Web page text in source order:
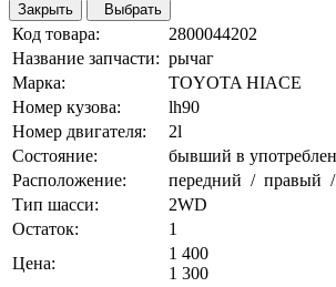
Закрыть Выбрать
Код товара:
2800044202
Название запчасти: рычаг
Марка:
TOYOTA HIACE
Номер кузова:
lh90
Номер двигателя:
2l
Состояние:
бывший в
Расположение:
передний / правый
Тип шасси:
2WD
Остаток:
1
Цена:
1 400
1 300